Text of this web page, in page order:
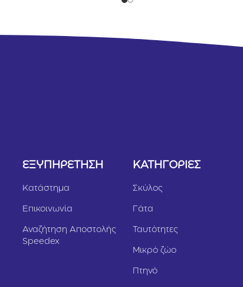
ΕΞΥΠΗΡΕΤΗΣΗ
Κατάστημα
Επικοινωνία
Αναζήτηση Αποστολής
Speedex
ΚΑΤΗΓΟΡΙΕΣ
Σκύλος
Γάτα
Ταυτότητες
Μικρό ζώο
Πτηνό